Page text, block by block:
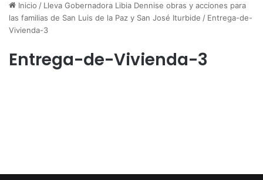
Inicio / Lleva Gobernadora Libia Dennise obras y acciones para
las familias de San Luis de la Paz y San José Iturbide / Entrega-de-
Vivienda-3
Entrega-de-Vivienda-3